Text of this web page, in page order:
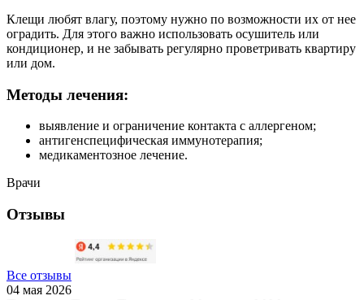
Клещи любят влагу, поэтому нужно по возможности их от нее
оградить. Для этого важно использовать осушитель или
кондиционер, и не забывать регулярно проветривать квартиру
или дом.
Методы лечения:
выявление и ограничение контакта с аллергеном;
антигенспецифическая иммунотерапия;
медикаментозное лечение.
Врачи
Отзывы
Все отзывы
04 мая 2026